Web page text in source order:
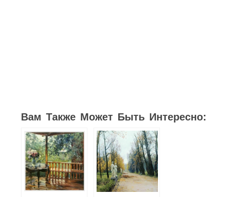
Вам Также Может Быть Интересно: